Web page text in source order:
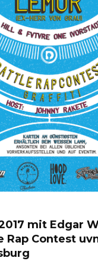
mit Edgar
Contest